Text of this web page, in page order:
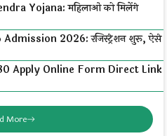
Yojana: महिलाओं को मिलेंगे
2026: रजिस्ट्रेशन शुरू, ऐसे
Apply Online Form Direct Link
More